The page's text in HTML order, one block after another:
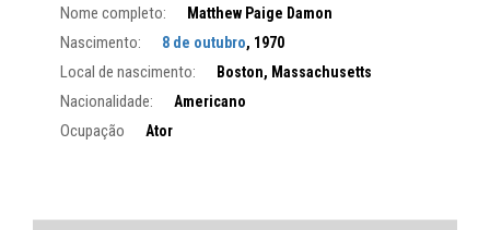
Nome completo: Matthew Paige Damon
Nascimento: 8 de outubro, 1970
Local de nascimento: Boston, Massachusetts
Nacionalidade: Americano
Ocupação Ator